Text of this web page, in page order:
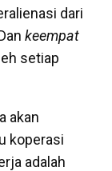
dari
keempat
setiap
akan
koperasi
adalah